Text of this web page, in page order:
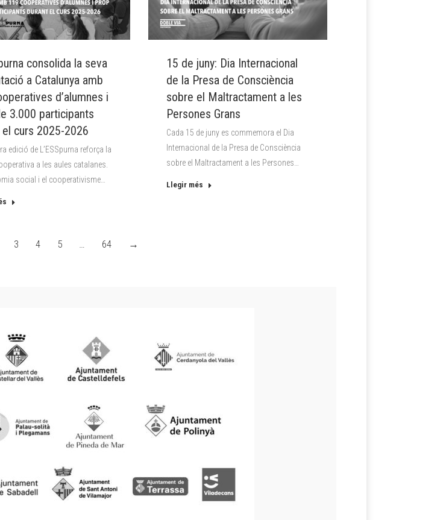
consolida la seva
a Catalunya amb
d’alumnes i
3.000 participants
el curs 2025-2026
edició de L’ESSpurna reforça la
a les aules catalanes.
social i el cooperativisme…
15 de juny: Dia Internacional
de la Presa de Consciència
sobre el Maltractament a les
Persones Grans
Cada 15 de juny es commemora el Dia
Internacional de la Presa de Consciència
sobre el Maltractament a les Persones…
Llegir més
3 4 5 64 →